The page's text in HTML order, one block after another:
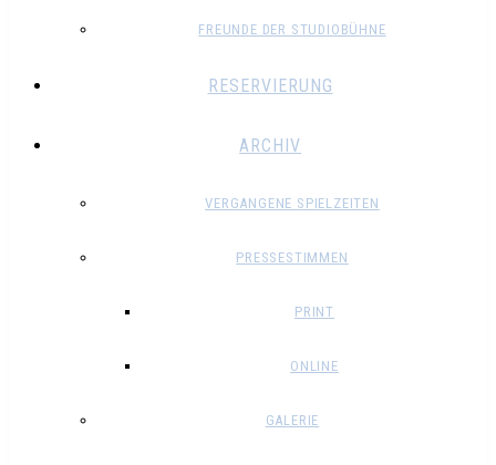
FREUNDE DER STUDIOBÜHNE
RESERVIERUNG
ARCHIV
VERGANGENE SPIELZEITEN
PRESSESTIMMEN
PRINT
ONLINE
GALERIE